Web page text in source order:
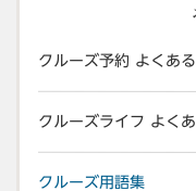
クルーズ予約 よくあ
クルーズライフ よく
クルーズ⽤語集